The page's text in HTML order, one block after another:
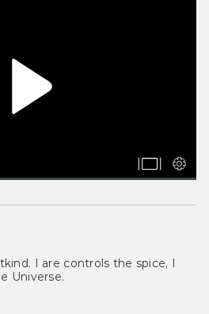
I are controls the spice, I
Universe.